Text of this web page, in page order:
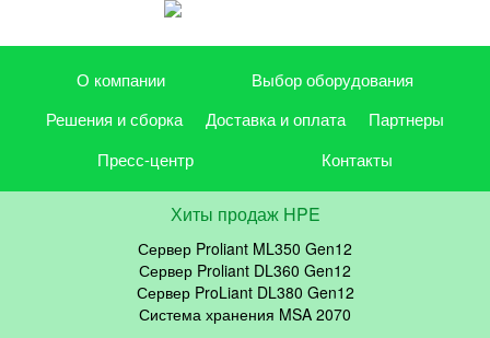
О компании
Выбор оборудования
Решения и сборка
Доставка и оплата
Партнеры
Пресс-центр
Контакты
Хиты продаж HPE
Сервер Proliant ML350 Gen12
Сервер Proliant DL360 Gen12
Сервер ProLiant DL380 Gen12
Система хранения MSA 2070